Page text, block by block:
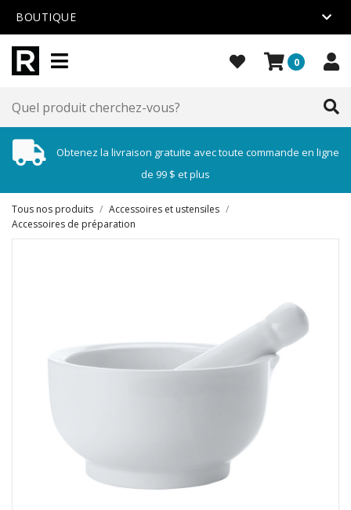
BOUTIQUE
0
Obtenez la livraison gratuite avec toute commande en ligne
de 99 $ et plus
Tous nos produits / Accessoires et ustensiles /
Accessoires de préparation